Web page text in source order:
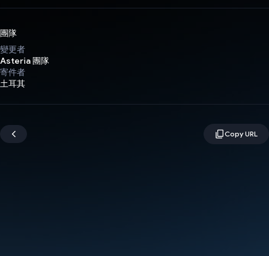
團隊
變更者
Asteria 團隊
寄件者
土耳其